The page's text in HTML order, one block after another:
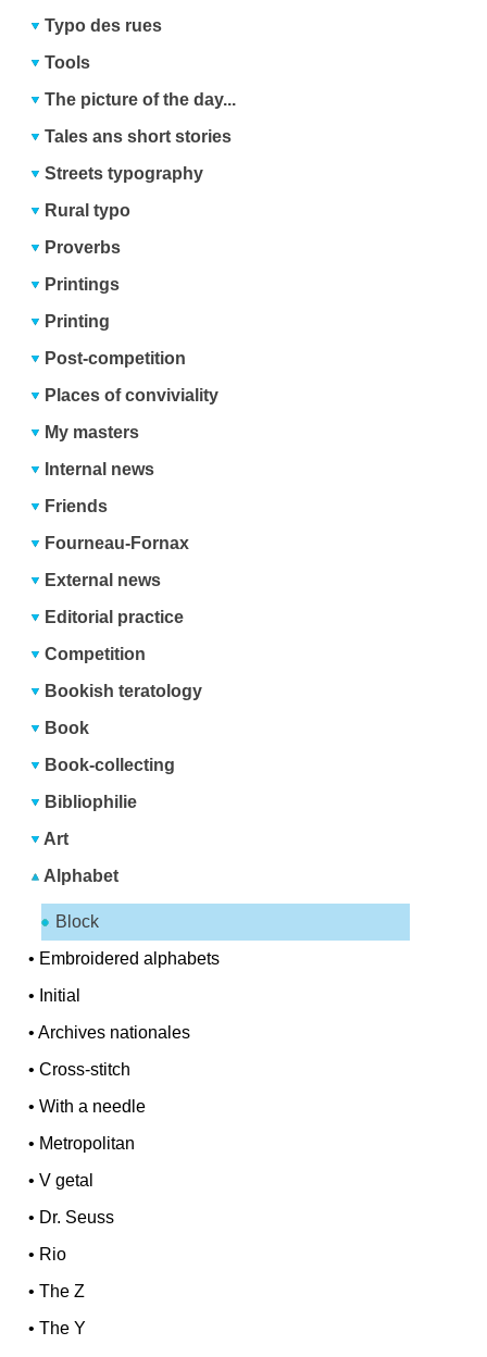
Typo des rues
Tools
The picture of the day...
Tales ans short stories
Streets typography
Rural typo
Proverbs
Printings
Printing
Post-competition
Places of conviviality
My masters
Internal news
Friends
Fourneau-Fornax
External news
Editorial practice
Competition
Bookish teratology
Book
Book-collecting
Bibliophilie
Art
Alphabet
Block
• Embroidered alphabets
• Initial
•Archives nationales
•Cross-stitch
•With a needle
• Metropolitan
•V getal
• Dr. Seuss
• Rio
•The Z
•The Y